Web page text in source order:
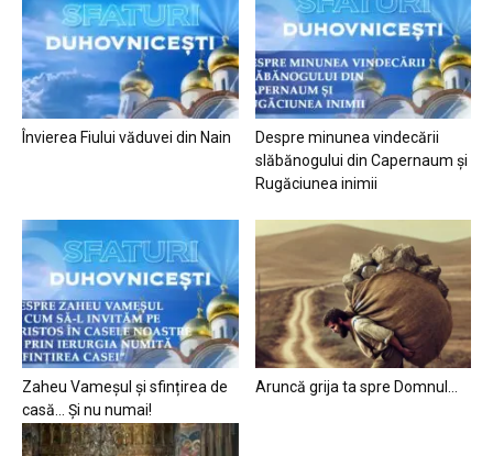
Învierea Fiului văduvei din Nain
Despre minunea vindecării
slăbănogului din Capernaum și
Rugăciunea inimii
Zaheu Vameșul și sfințirea de
casă… Și nu numai!
Aruncă grija ta spre Domnul…